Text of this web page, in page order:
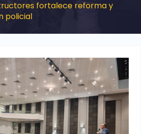
fortalece reforma y
policial